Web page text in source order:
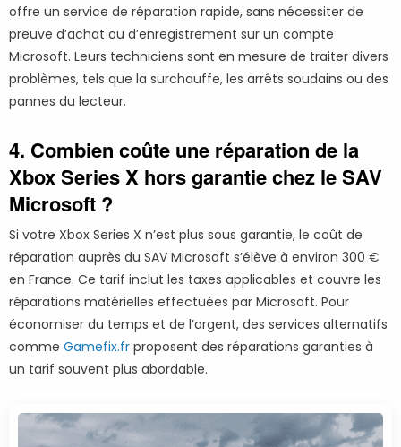
offre un service de réparation rapide, sans nécessiter de
preuve d’achat ou d’enregistrement sur un compte
Microsoft. Leurs techniciens sont en mesure de traiter divers
problèmes, tels que la surchauffe, les arrêts soudains ou des
pannes du lecteur.
4. Combien coûte une réparation de la
Xbox Series X hors garantie chez le SAV
Microsoft ?
Si votre Xbox Series X n’est plus sous garantie, le coût de
réparation auprès du SAV Microsoft s’élève à environ 300 €
en France. Ce tarif inclut les taxes applicables et couvre les
réparations matérielles effectuées par Microsoft. Pour
économiser du temps et de l’argent, des services alternatifs
comme Gamefix.fr proposent des réparations garanties à
un tarif souvent plus abordable.